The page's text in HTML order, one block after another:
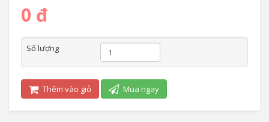
0 đ
Số lượng
Thêm vào giỏ Mua ngay